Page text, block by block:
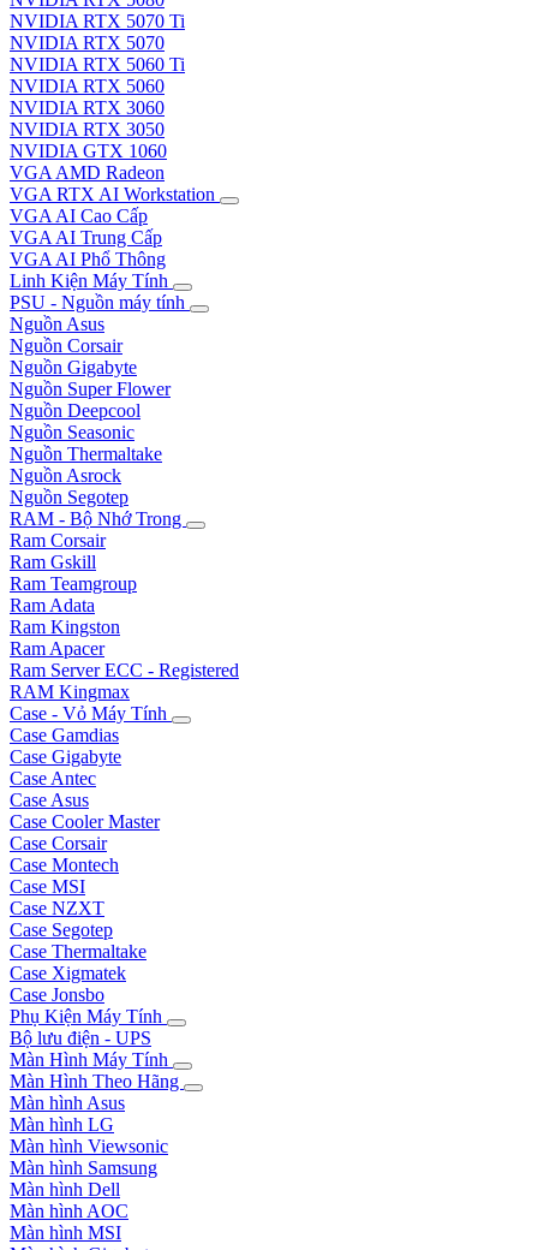
NVIDIA RTX 5070 Ti
NVIDIA RTX 5070
NVIDIA RTX 5060 Ti
NVIDIA RTX 5060
NVIDIA RTX 3060
NVIDIA RTX 3050
NVIDIA GTX 1060
VGA AMD Radeon
VGA RTX AI Workstation
VGA AI Cao Cấp
VGA AI Trung Cấp
VGA AI Phổ Thông
Linh Kiện Máy Tính
PSU - Nguồn máy tính
Nguồn Asus
Nguồn Corsair
Nguồn Gigabyte
Nguồn Super Flower
Nguồn Deepcool
Nguồn Seasonic
Nguồn Thermaltake
Nguồn Asrock
Nguồn Segotep
RAM - Bộ Nhớ Trong
Ram Corsair
Ram Gskill
Ram Teamgroup
Ram Adata
Ram Kingston
Ram Apacer
Ram Server ECC - Registered
RAM Kingmax
Case - Vỏ Máy Tính
Case Gamdias
Case Gigabyte
Case Antec
Case Asus
Case Cooler Master
Case Corsair
Case Montech
Case MSI
Case NZXT
Case Segotep
Case Thermaltake
Case Xigmatek
Case Jonsbo
Phụ Kiện Máy Tính
Bộ lưu điện - UPS
Màn Hình Máy Tính
Màn Hình Theo Hãng
Màn hình Asus
Màn hình LG
Màn hình Viewsonic
Màn hình Samsung
Màn hình Dell
Màn hình AOC
Màn hình MSI